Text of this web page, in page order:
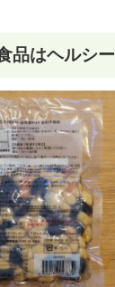
品はヘルシー